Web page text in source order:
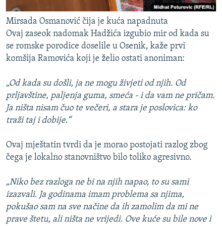
Mirsada Osmanović čija je kuća napadnuta
Ovaj zaseok nadomak Hadžića izgubio mir od kada su
se romske porodice doselile u Osenik, kaže prvi
komšija Ramovića koji je želio ostati anoniman:
„Od kada su došli, ja ne mogu živjeti od njih. Od
prljavštine, paljenja guma, smeća - i da vam ne pričam.
Ja ništa nisam čuo te večeri, a stara je poslovica: ko
traži taj i dobije.“
Ovaj mještatin tvrdi da je morao postojati razlog zbog
čega je lokalno stanovništvo bilo toliko agresivno.
„Niko bez razloga ne bi na njih napao, to su sami
izazvali. Ja godinama imam problema sa njima,
pokušao sam na sve načine da ih zamolim da mi ne
prave štetu, ali ništa ne vrijedi. Ove kuće su bile nove i